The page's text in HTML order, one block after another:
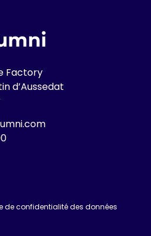
Factory
d’Aussedat
de confidentialité des données